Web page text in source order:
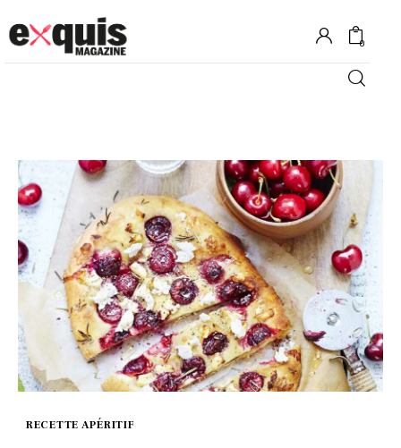
0
Gastronomie
Recettes
Shopping
Évènements
RECETTE APÉRITIF